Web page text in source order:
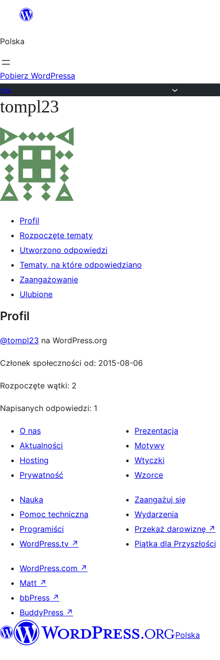
Przejdź
treści
Polska
Pobierz WordPressa
Przejdź
treści
tompl23
Profil
Rozpoczęte tematy
Utworzono odpowiedzi
Tematy, na które odpowiedziano
Zaangażowanie
Ulubione
Profil
@tompl23 na WordPress.org
Członek społeczności od: 2015-08-06
Rozpoczęte wątki: 2
Napisanych odpowiedzi: 1
O nas
Aktualności
Hosting
Prywatność
Prezentacja
Motywy
Wtyczki
Wzorce
Nauka
Pomoc techniczna
Programiści
WordPress.tv ↗
Zaangażuj się
Wydarzenia
Przekaż darowiznę ↗
Piątka dla Przyszłości
WordPress.com ↗
Matt ↗
bbPress ↗
BuddyPress ↗
Polska